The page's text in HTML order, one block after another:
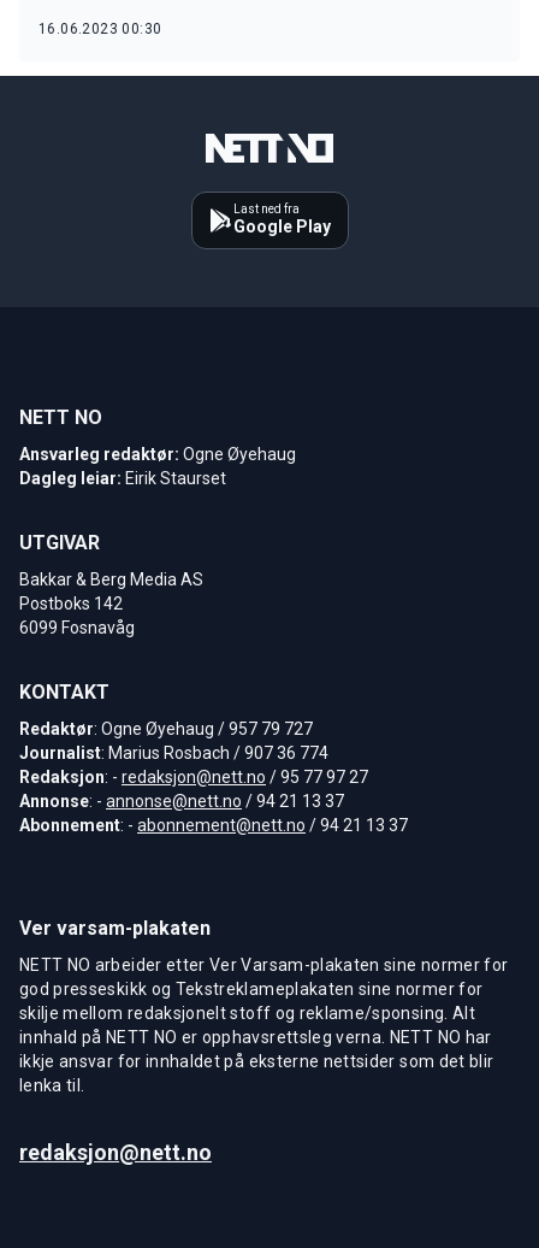
16.06.2023 00:30
Last ned fra
Google Play
NETT NO
Ansvarleg redaktør: Ogne Øyehaug
Dagleg leiar: Eirik Staurset
UTGIVAR
Bakkar & Berg Media AS
Postboks 142
6099 Fosnavåg
KONTAKT
Redaktør: Ogne Øyehaug / 957 79 727
Journalist: Marius Rosbach / 907 36 774
Redaksjon: - redaksjon@nett.no / 95 77 97 27
Annonse: - annonse@nett.no / 94 21 13 37
Abonnement: - abonnement@nett.no / 94 21 13 37
Ver varsam-plakaten
NETT NO arbeider etter Ver Varsam-plakaten sine normer for
god presseskikk og Tekstreklameplakaten sine normer for
skilje mellom redaksjonelt stoff og reklame/sponsing. Alt
innhald på NETT NO er opphavsrettsleg verna. NETT NO har
ikkje ansvar for innhaldet på eksterne nettsider som det blir
lenka til.
redaksjon@nett.no